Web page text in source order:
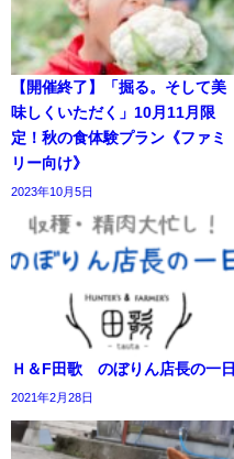
【開催終了】「掘る。そして美
味しくいただく」10月11月限
定！秋の食体験プラン《ファミ
リー向け》
2023年10月5日
Ｈ＆F田歌 のぼりん店長の一日
2021年2月28日